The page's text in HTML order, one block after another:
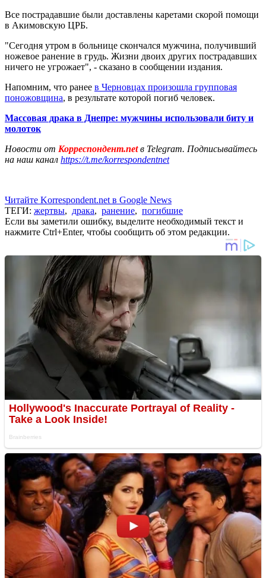
Все пострадавшие были доставлены каретами скорой помощи
в Акимовскую ЦРБ.
"Сегодня утром в больнице скончался мужчина, получивший
ножевое ранение в грудь. Жизни двоих других пострадавших
ничего не угрожает", - сказано в сообщении издания.
Напомним, что ранее в Черновцах произошла групповая
поножовщина, в результате которой погиб человек.
Массовая драка в Днепре: мужчины использовали биту и
молоток
Новости от Корреспондент.netв Telegram. Подписывайтесь
на наш канал https://t.me/korrespondentnet
Читайте Korrespondent.net в Google News
ТЕГИ: жертвы, драка, ранение, погибшие
Если вы заметили ошибку, выделите необходимый текст и
нажмите Ctrl+Enter, чтобы сообщить об этом редакции.